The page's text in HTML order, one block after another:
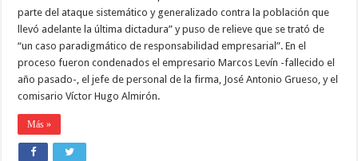
NORTE
parte del ataque sistemático y generalizado contra la población que
llevó adelante la última dictadura” y puso de relieve que se trató de
“un caso paradigmático de responsabilidad empresarial”. En el
proceso fueron condenados el empresario Marcos Levín -fallecido el
año pasado-, el jefe de personal de la firma, José Antonio Grueso, y el
comisario Víctor Hugo Almirón.
Más »